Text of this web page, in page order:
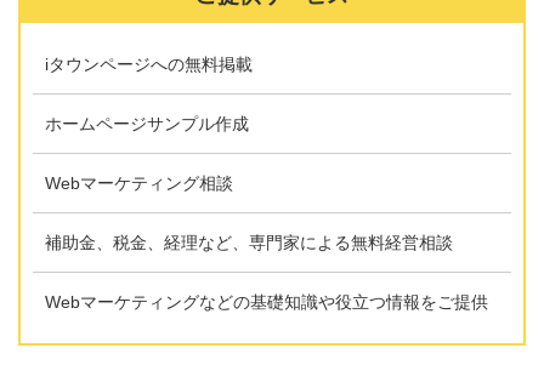
iタウンページへの無料掲載
ホームページサンプル作成
Webマーケティング相談
補助金、税金、経理など、専門家による無料経営相談
Webマーケティングなどの基礎知識や役立つ情報をご提供